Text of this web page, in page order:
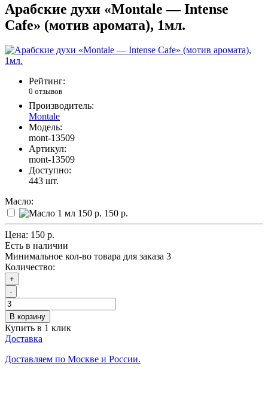
Арабские духи «Montale — Intense
Cafe» (мотив аромата), 1мл.
Рейтинг:
0 отзывов
Производитель:
Montale
Модель:
mont-13509
Артикул:
mont-13509
Доступно:
443 шт.
Масло:
150 р.
Цена: 150 р.
Есть в наличии
Минимальное кол-во товара для заказа 3
Количество:
+
-
В корзину
Купить в 1 клик
Доставка
Доставляем по Москве и России.